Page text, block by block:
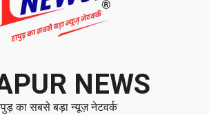
NEWS
का सबसे बड़ा न्यूज़ नेटवर्क